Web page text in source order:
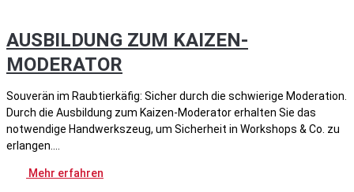
AUSBILDUNG ZUM KAIZEN-
MODERATOR
Souverän im Raubtierkäfig: Sicher durch die schwierige Moderation.
Durch die Ausbildung zum Kaizen-Moderator erhalten Sie das
notwendige Handwerkszeug, um Sicherheit in Workshops & Co. zu
erlangen.
Mehr erfahren